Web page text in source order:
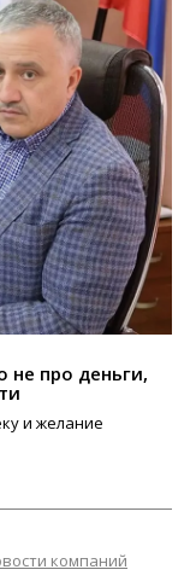
про деньги,
и желание
компаний